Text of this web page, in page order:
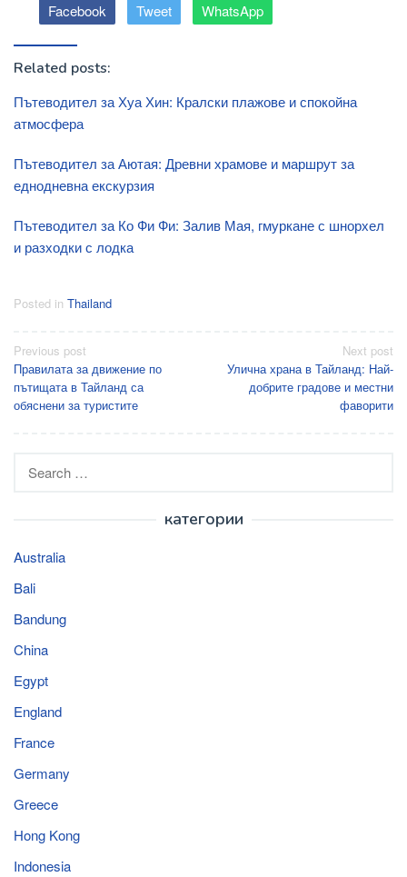
Facebook Tweet WhatsApp
Related posts:
Пътеводител за Хуа Хин: Кралски плажове и спокойна
атмосфера
Пътеводител за Аютая: Древни храмове и маршрут за
еднодневна екскурзия
Пътеводител за Ко Фи Фи: Залив Мая, гмуркане с шнорхел
и разходки с лодка
Posted in Thailand
Post
navigation
Previous post
Правилата за движение по
пътищата в Тайланд са
обяснени за туристите
Next post
Улична храна в Тайланд: Най-
добрите градове и местни
фаворити
for:
категории
Australia
Bali
Bandung
China
Egypt
England
France
Germany
Greece
Hong Kong
Indonesia